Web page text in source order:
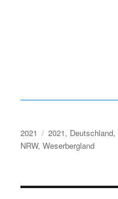
Kategorien
2021 Schlagwörter
2021, Deutschland,
NRW,Weserbergland